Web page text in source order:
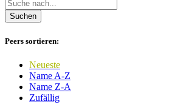
Suchen
Peers sortieren:
Neueste
Name A-Z
Name Z-A
Zufällig